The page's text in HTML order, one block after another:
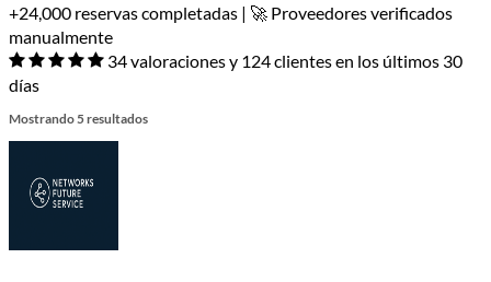
+24,000 reservas completadas | 🚀 Proveedores verificados
manualmente
34 valoraciones y 124 clientes en los últimos 30
días
Mostrando 5 resultados